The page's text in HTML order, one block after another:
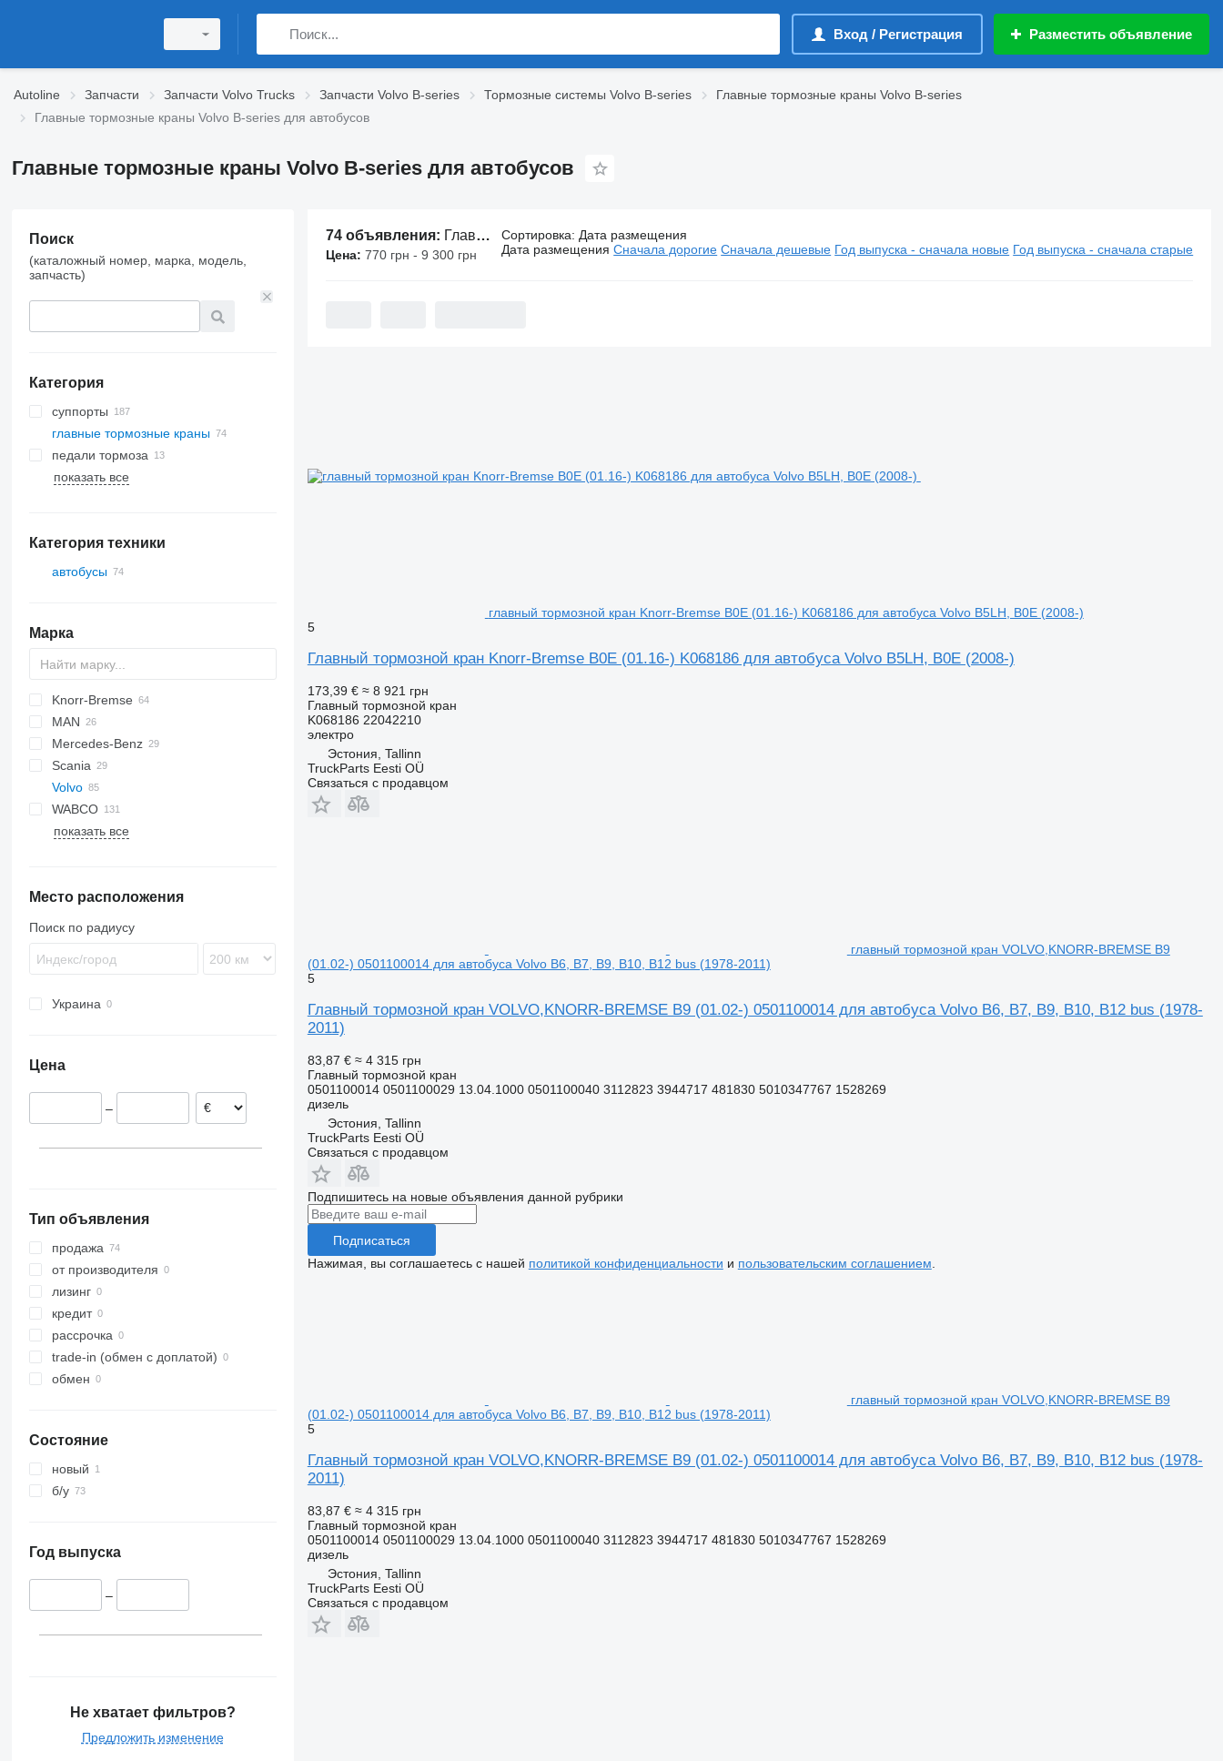
Вход / Регистрация Разместить объявление
Autoline Запчасти Запчасти Volvo Trucks Запчасти Volvo B-series Тормозные системы Volvo B-series
Главные тормозные краны Volvo B-series
Главные тормозные краны Volvo B-series для автобусов
Главные тормозные краны Volvo B-series для автобусов
Поиск
(каталожный номер, марка, модель,
запчасть)
Категория
суппорты
главные тормозные краны
педали тормоза
показать все
Категория техники
автобусы
Марка
Axer
Citelis
Crossway
Daily
Domino
Evadys
Karosa
Recreo
Knorr-Bremse
MAN
A-series
Lion's series
Mercedes-Benz
Citaro
Kerax
Premium
Scania
K-series
Alpino
Urbino
Volvo
7700
9900
B9
B12
WABCO
показать все
Место расположения
Поиск по радиусу
Украина
Цена
–
Тип объявления
продажа
от производителя
лизинг
кредит
рассрочка
trade-in (обмен с доплатой)
обмен
Состояние
новый
б/у
Год выпуска
–
Не хватает фильтров?
Предложить изменение
74 объявления: Главные тормозные краны Volvo B-series для автобусов
Цена: 770 грн - 9 300 грн
Сортировка: Дата размещения
Дата размещения Сначала дорогие Сначала дешевые Год выпуска - сначала новые Год выпуска - сначала старые
главный тормозной кран Knorr-Bremse B0E (01.16-) K068186 для автобуса Volvo B5LH, B0E (2008-)
5
Главный тормозной кран Knorr-Bremse B0E (01.16-) K068186 для автобуса Volvo B5LH, B0E (2008-)
173,39 € ≈ 8 921 грн
Главный тормозной кран
K068186 22042210
электро
Эстония, Tallinn
TruckParts Eesti OÜ
Связаться с продавцом
главный тормозной кран VOLVO,KNORR-BREMSE B9
(01.02-) 0501100014 для автобуса Volvo B6, B7, B9, B10, B12 bus (1978-2011)
5
Главный тормозной кран VOLVO,KNORR-BREMSE B9 (01.02-) 0501100014 для автобуса Volvo B6, B7, B9, B10, B12 bus (1978-
2011)
83,87 € ≈ 4 315 грн
Главный тормозной кран
0501100014 0501100029 13.04.1000 0501100040 3112823 3944717 481830 5010347767 1528269
дизель
Эстония, Tallinn
TruckParts Eesti OÜ
Связаться с продавцом
Подпишитесь на новые объявления данной рубрики
Подписаться
Нажимая, вы соглашаетесь с нашей политикой конфиденциальности и пользовательским соглашением
главный тормозной кран VOLVO,KNORR-BREMSE B9
(01.02-) 0501100014 для автобуса Volvo B6, B7, B9, B10, B12 bus (1978-2011)
5
Главный тормозной кран VOLVO,KNORR-BREMSE B9 (01.02-) 0501100014 для автобуса Volvo B6, B7, B9, B10, B12 bus (1978-
2011)
83,87 € ≈ 4 315 грн
Главный тормозной кран
0501100014 0501100029 13.04.1000 0501100040 3112823 3944717 481830 5010347767 1528269
дизель
Эстония, Tallinn
TruckParts Eesti OÜ
Связаться с продавцом